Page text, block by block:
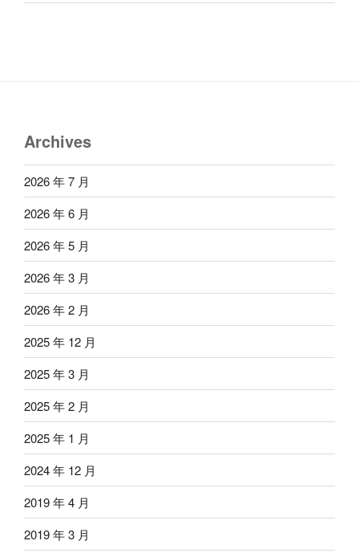
Archives
2026 年 7 月
2026 年 6 月
2026 年 5 月
2026 年 3 月
2026 年 2 月
2025 年 12 月
2025 年 3 月
2025 年 2 月
2025 年 1 月
2024 年 12 月
2019 年 4 月
2019 年 3 月